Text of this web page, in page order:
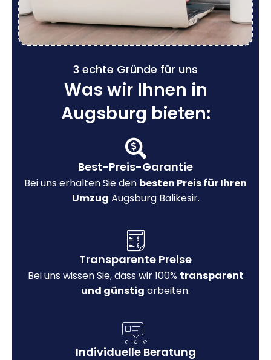
3 echte Gründe für uns
Was wir Ihnen in
Augsburg bieten:
Best-Preis-Garantie
Bei uns erhalten Sie den besten Preis für Ihren
Umzug Augsburg Balikesir.
Transparente Preise
Bei uns wissen Sie, dass wir 100% transparent
und günstig arbeiten.
Individuelle Beratung